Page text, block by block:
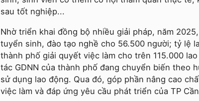
sau tốt nghiệp...
Nhờ triển khai đồng bộ nhiều giải pháp, năm
tuyển sinh, đào tạo nghề cho 56.500 người; tỷ lệ
thành phố giải quyết việc làm cho trên 115.000
tác GDNN của thành phố đang chuyển biến theo
sử dụng lao động. Qua đó, góp phần nâng cao
việc làm và đáp ứng yêu cầu phát triển của TP